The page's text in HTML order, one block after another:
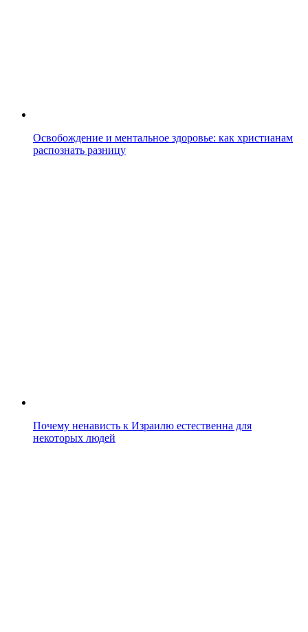
Освобождение и ментальное здоровье: как христианам
распознать разницу
Почему ненависть к Израилю естественна для
некоторых людей